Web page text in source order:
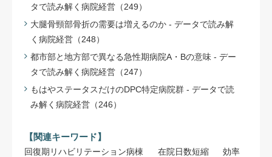
タで読み解く病院経営（249）
大腿骨頸部骨折の需要は増えるのか - データで読み解
く病院経営（248）
都市部と地方部で異なる急性期病院A・Bの意味 - デー
タで読み解く病院経営（247）
もはやステータスだけのDPC特定病院群 - データで読
み解く病院経営（246）
【関連キーワード】
回復期リハビリテーション病棟 在院日数短縮
効率